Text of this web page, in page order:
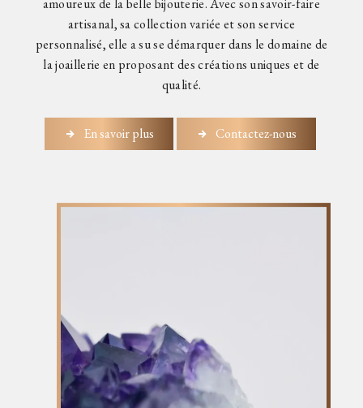
amoureux de la belle bijouterie. Avec son savoir-faire
artisanal, sa collection variée et son service
personnalisé, elle a su se démarquer dans le domaine de
la joaillerie en proposant des créations uniques et de
qualité.
En savoir plus Contactez-nous